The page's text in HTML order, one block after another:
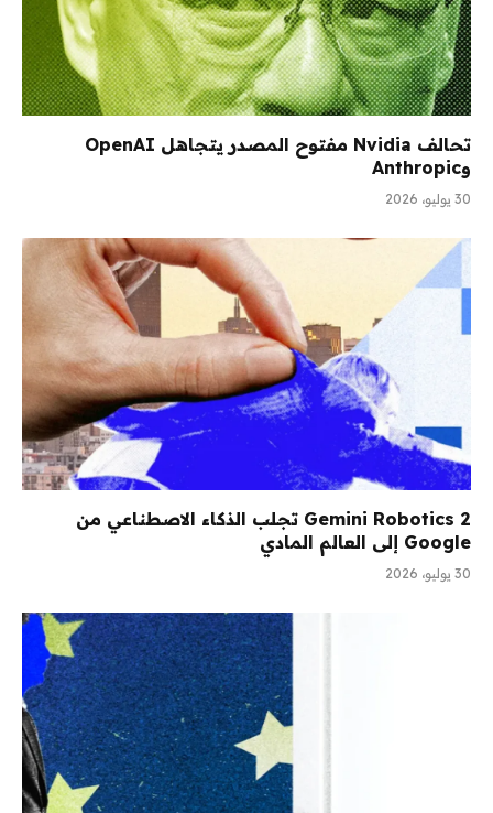
تحالف Nvidia مفتوح المصدر يتجاهل OpenAI
وAnthropic
30 يوليو، 2026
Gemini Robotics 2 تجلب الذكاء الاصطناعي من
Google إلى العالم المادي
30 يوليو، 2026